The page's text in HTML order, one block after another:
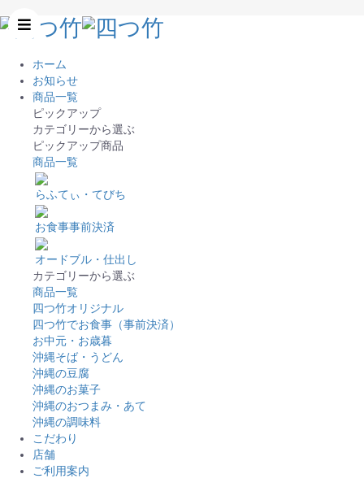
ホーム
お知らせ
商品一覧
ピックアップ
カテゴリーから選ぶ
ピックアップ商品
商品一覧
らふてぃ・てびち
お食事事前決済
オードブル・仕出し
カテゴリーから選ぶ
商品一覧
四つ竹オリジナル
四つ竹でお食事（事前決済）
お中元・お歳暮
沖縄そば・うどん
沖縄の豆腐
沖縄のお菓子
沖縄のおつまみ・あて
沖縄の調味料
こだわり
店舗
ご利用案内